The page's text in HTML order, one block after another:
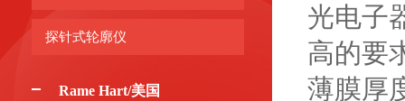
探针式轮廓仪
Rame Hart/美国
光电子
高的要
薄膜厚